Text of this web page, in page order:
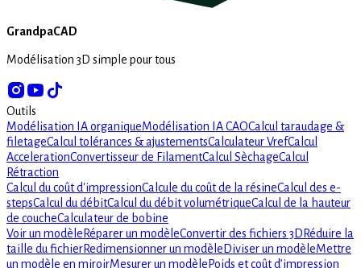
GrandpaCAD
Modélisation 3D simple pour tous
Outils
Modélisation IA organiqueModélisation IA CAOCalcul taraudage &
filetageCalcul tolérances & ajustementsCalculateur VrefCalcul
AccelerationConvertisseur de FilamentCalcul SèchageCalcul
Rétraction
Calcul du coût d'impressionCalcule du coût de la résineCalcul des e-
stepsCalcul du débitCalcul du débit volumétriqueCalcul de la hauteur
de coucheCalculateur de bobine
Voir un modèle Réparer un modèleConvertir des fichiers 3D Réduire la
taille du fichierRedimensionner un modèle Diviser un modèleMettre
un modèle en miroirMesurer un modèle Poids et coût d’impression